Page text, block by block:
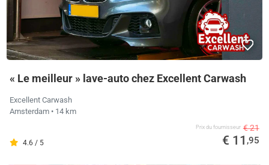
« Le meilleur » lave-auto chez Excellent Carwash
Excellent Carwash
Amsterdam • 14 km
4.6 / 5
Prix ​​du fournisseur € 21
€ 11 ,95